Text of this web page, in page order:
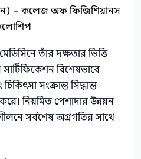
– কলেজ অফ ফিজিশিয়ানস
তাঁর দক্ষতার ভিত্তি
বিশেষভাবে
সংক্রান্ত সিদ্ধান্ত
নিয়মিত পেশাদার উন্নয়ন
সর্বশেষ অগ্রগতির সাথে